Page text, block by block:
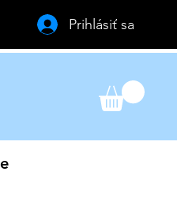
Prihlásiť sa